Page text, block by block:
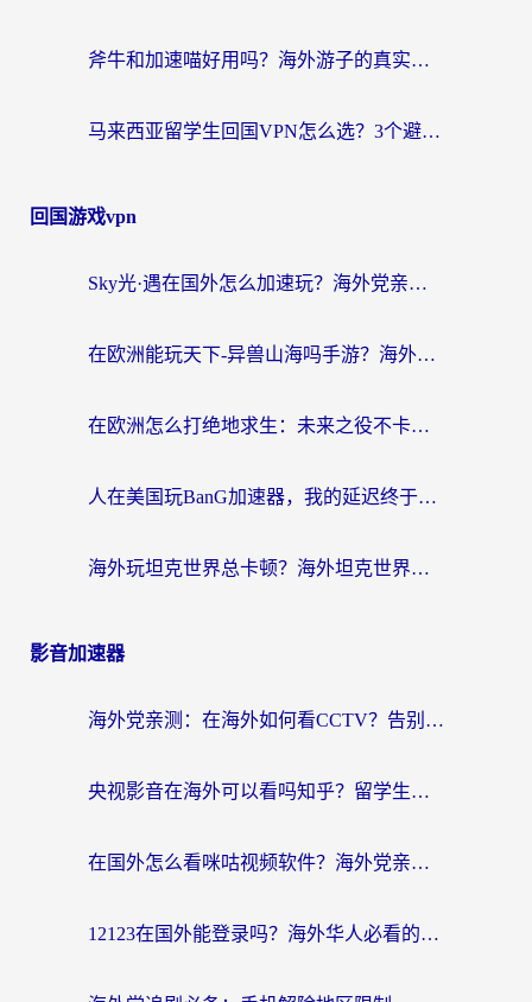
斧牛和加速喵好用吗？海外游子的真实选择困境
马来西亚留学生回国VPN怎么选？3个避坑点+1款实测好用的加速器推荐
回国游戏vpn
Sky光·遇在国外怎么加速玩？海外党亲测有效的国服游戏加速指南
在欧洲能玩天下-异兽山海吗手游？海外玩家的加速器生存指南
在欧洲怎么打绝地求生：未来之役不卡？留学生亲测的加速器避坑指南
人在美国玩BanG加速器，我的延迟终于绿了
海外玩坦克世界总卡顿？海外坦克世界加速器有哪些？实测好用的选择在这里
影音加速器
海外党亲测：在海外如何看CCTV？告别“仅限大陆播放”的实用指南
央视影音在海外可以看吗知乎？留学生亲测：3步解决地域限制+追剧自由
在国外怎么看咪咕视频软件？海外党亲测有效的回国加速方案
12123在国外能登录吗？海外华人必看的回国加速实用指南